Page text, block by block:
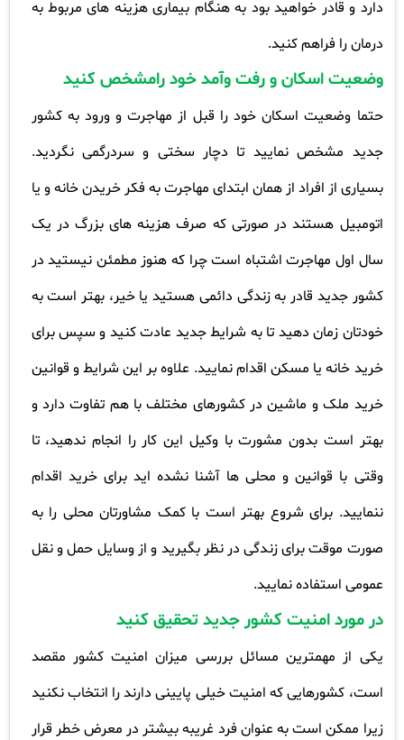
دارد و قادر خواهید بود به هنگام بیماری هزینه های مربوط به
درمان را فراهم کنید.
وضعیت اسکان و رفت وآمد خود رامشخص کنید
حتما وضعیت اسکان خود را قبل از مهاجرت و ورود به کشور
جدید مشخص نمایید تا دچار سختی و سردرگمی نگردید.
بسیاری از افراد از همان ابتدای مهاجرت به فکر خریدن خانه و یا
اتومبیل هستند در صورتی که صرف هزینه های بزرگ در یک
سال اول مهاجرت اشتباه است چرا که هنوز مطمئن نیستید در
کشور جدید قادر به زندگی دائمی هستید یا خیر، بهتر است به
خودتان زمان دهید تا به شرایط جدید عادت کنید و سپس برای
خرید خانه یا مسکن اقدام نمایید. علاوه بر این شرایط و قوانین
خرید ملک و ماشین در کشورهای مختلف با هم تفاوت دارد و
بهتر است بدون مشورت با وکیل این کار را انجام ندهید، تا
وقتی با قوانین و محلی ها آشنا نشده اید برای خرید اقدام
ننمایید. برای شروع بهتر است با کمک مشاورتان محلی را به
صورت موقت برای زندگی در نظر بگیرید و از وسایل حمل و نقل
عمومی استفاده نمایید.
در مورد امنیت کشور جدید تحقیق کنید
یکی از مهمترین مسائل بررسی میزان امنیت کشور مقصد
است، کشورهایی که امنیت خیلی پایینی دارند را انتخاب نکنید
زیرا ممکن است به عنوان فرد غریبه بیشتر در معرض خطر قرار